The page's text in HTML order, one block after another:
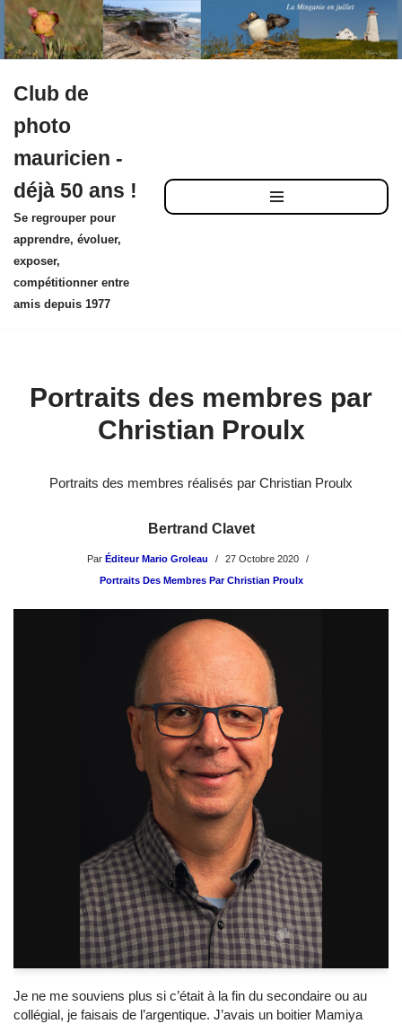
au
contenu
Club de
photo
mauricien -
déjà 50 ans !
Se regrouper pour
apprendre, évoluer,
exposer,
compétitionner entre
amis depuis 1977
Portraits des membres par
Christian Proulx
Portraits des membres réalisés par Christian Proulx
Bertrand Clavet
Par Éditeur Mario Groleau
27 Octobre 2020
Portraits Des Membres Par Christian Proulx
Je ne me souviens plus si c’était à la fin du secondaire ou au
collégial, je faisais de l’argentique. J’avais un boitier Mamiya